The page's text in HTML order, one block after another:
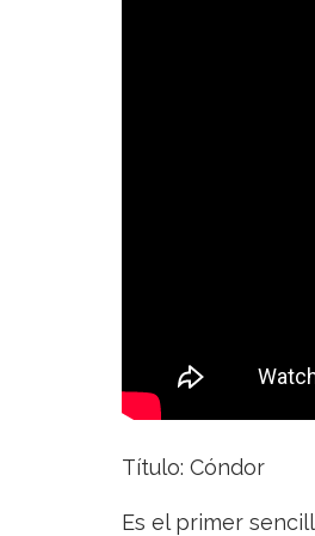
Bochicas
Título: Cóndor
Es el primer